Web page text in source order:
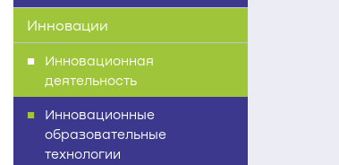
Инновации
Инновационная
деятельность
Инновационные
образовательные
технологии